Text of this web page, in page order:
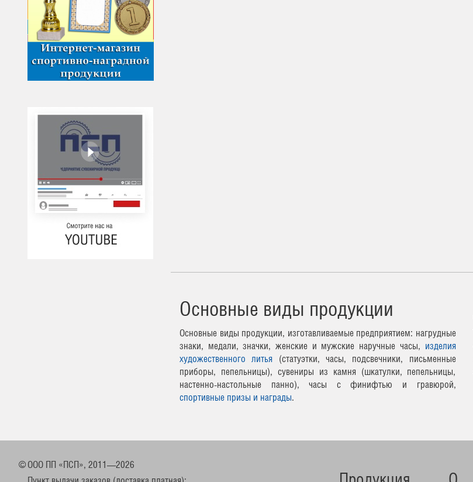
Основные виды продукции
Основные виды продукции, изготавливаемые предприятием: нагрудные
знаки, медали, значки, женские и мужские наручные часы, изделия
художественного литья (статуэтки, часы, подсвечники, письменные
приборы, пепельницы), сувениры из камня (шкатулки, пепельницы,
настенно-настольные панно), часы с финифтью и гравюрой,
спортивные призы и награды.
© ООО ПП «ПСП», 2011—2026